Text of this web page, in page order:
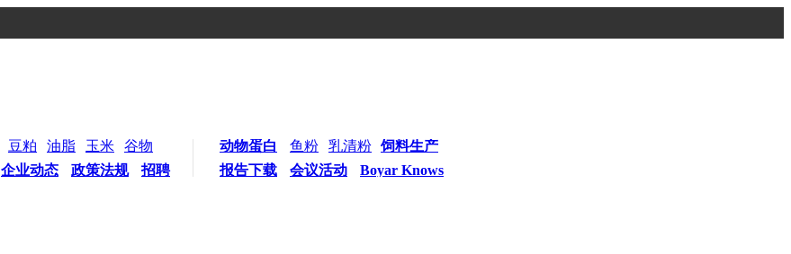
豆粕 油脂 玉米
谷物
企业动态 政策法规 招聘
动物蛋白 鱼粉 乳清粉 饲料生产
报告下载
会议活动
Boyar Knows